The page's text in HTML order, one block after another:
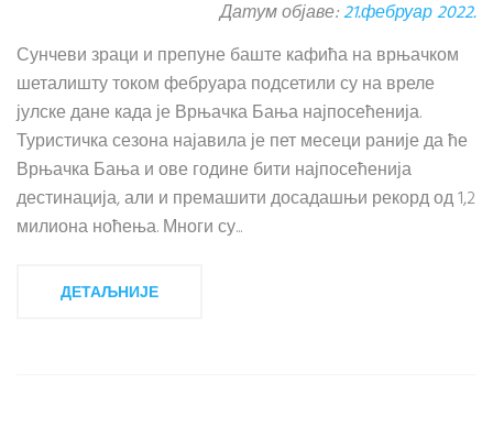
Датум објаве:21.фебруар 2022.
Сунчеви зраци и препуне баште кафића на врњачком
шеталишту током фебруара подсетили су на вреле
јулске дане када је Врњачка Бања најпосећенија.
Туристичка сезона најавила је пет месеци раније да ће
Врњачка Бања и ове године бити најпосећенија
дестинација, али и премашити досадашњи рекорд од 1,2
милиона ноћења. Многи су...
ДЕТАЉНИЈЕ